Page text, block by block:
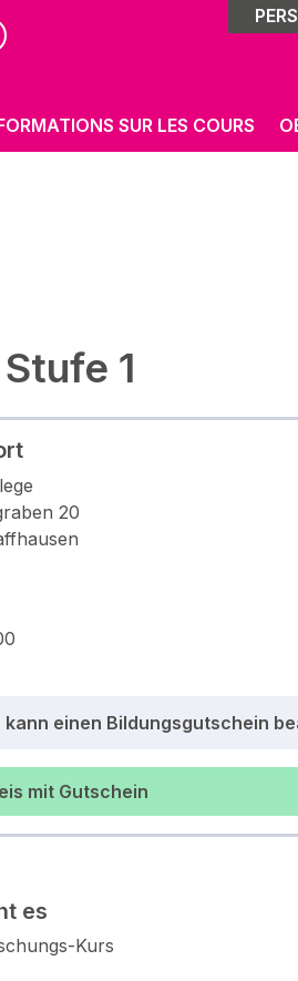
SUR LES COURS
1
20
kann einen Bildungsgutschein
mit Gutschein
es
Kurs